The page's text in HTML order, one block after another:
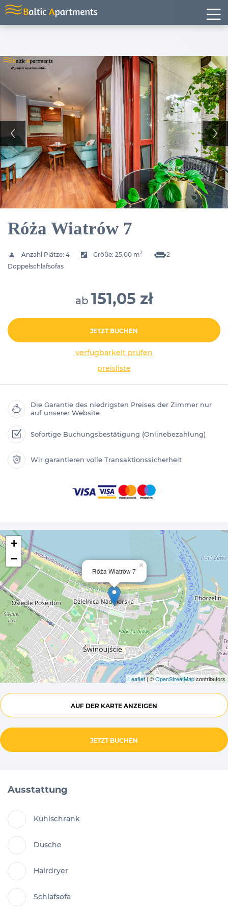
Róża Wiatrów 7
Anzahl Plätze: 4 Größe:25,00 m2
2
Doppelschlafsofas
ab 151,05 zł
JETZT BUCHEN
verfügbarkeit prüfen
preisliste
Die Garantie des niedrigsten Preises der Zimmer nur
auf unserer Website
Sofortige Buchungsbestätigung (Onlinebezahlung)
Wir garantieren volle Transaktionssicherheit
Róża Wiatrów 7
×
+
−
Leaflet| ©OpenStreetMapcontributors
AUF DER KARTE ANZEIGEN
JETZT BUCHEN
Ausstattung
Kühlschrank
Dusche
Hairdryer
Schlafsofa